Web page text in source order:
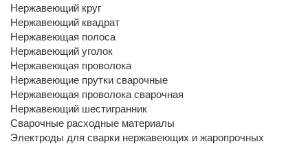
Нержавеющий круг
Нержавеющий квадрат
Нержавеющая полоса
Нержавеющий уголок
Нержавеющая проволока
Нержавеющие прутки сварочные
Нержавеющая проволока сварочная
Нержавеющий шестигранник
Сварочные расходные материалы
Электроды для сварки нержавеющих и жаропрочных